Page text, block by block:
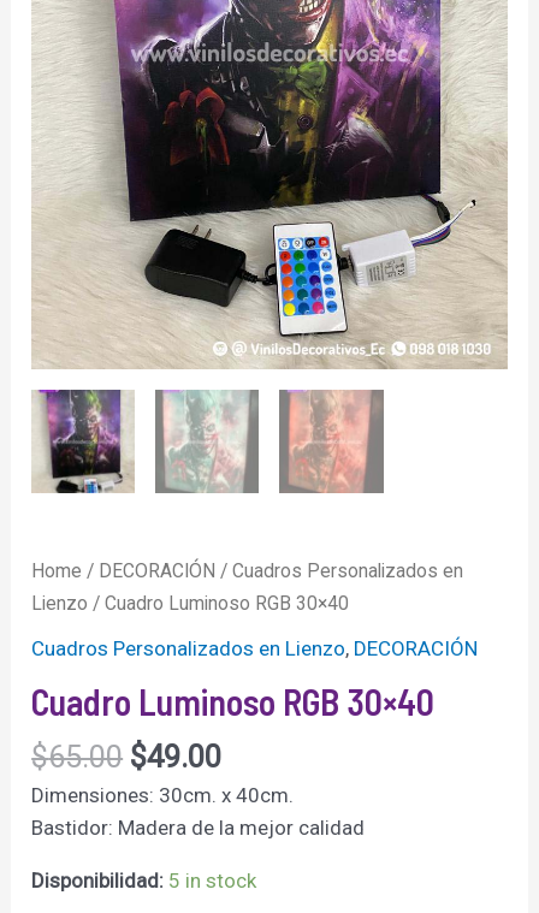
Home / DECORACIÓN /Cuadros Personalizados en
Lienzo / Cuadro Luminoso RGB 30×40
Cuadros Personalizados en Lienzo, DECORACIÓN
Cuadro Luminoso RGB 30×40
$65.00 $49.00
Dimensiones: 30cm. x 40cm.
Bastidor: Madera de la mejor calidad
Disponibilidad: 5 in stock